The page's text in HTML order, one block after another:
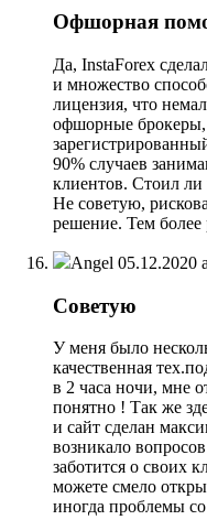
Офшорная
Да, InstaForex
и множество
лицензия, что
офшорные брокеры,
90% случаев
клиентов. Стоил ли
Не советую,
решение. Тем более
Angel 05.12.2020
Советую
У меня было
качественная
в 2 часа ночи, мне
понятно ! Так же
и сайт сделан
возникало
заботится о своих
можете смело
иногда проблемы